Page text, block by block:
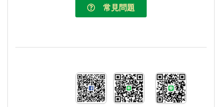
常見問題